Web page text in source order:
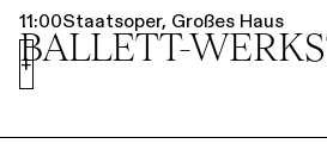
11:00Staatsoper, Großes Haus
BALLETT-
+